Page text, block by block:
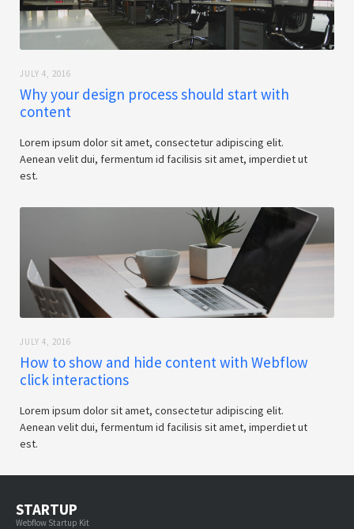
JULY 4, 2016
Why your design process should start with
content
Lorem ipsum dolor sit amet, consectetur adipiscing elit.
Aenean velit dui, fermentum id facilisis sit amet, imperdiet ut
est.
JULY 4, 2016
How to show and hide content with Webflow
click interactions
Lorem ipsum dolor sit amet, consectetur adipiscing elit.
Aenean velit dui, fermentum id facilisis sit amet, imperdiet ut
est.
STARTUP
Webflow Startup Kit